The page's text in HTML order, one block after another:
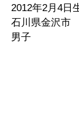
2012年2月4日
石川県金沢市
男子